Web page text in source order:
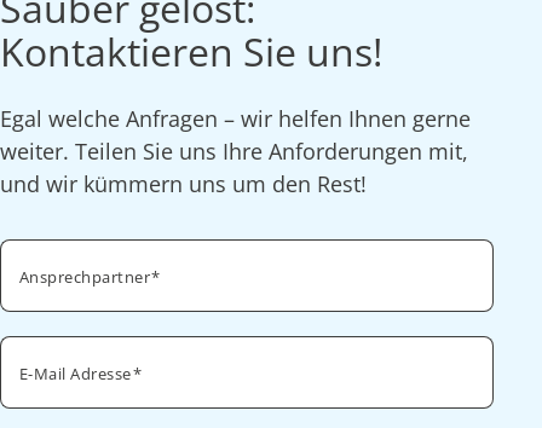
Kontaktieren Sie uns!
Egal welche Anfragen – wir helfen Ihnen gerne
weiter. Teilen Sie uns Ihre Anforderungen mit,
und wir kümmern uns um den Rest!
Ansprechpartner
E-Mail Adresse